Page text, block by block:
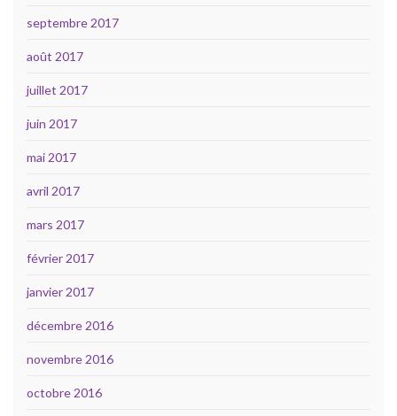
septembre 2017
août 2017
juillet 2017
juin 2017
mai 2017
avril 2017
mars 2017
février 2017
janvier 2017
décembre 2016
novembre 2016
octobre 2016